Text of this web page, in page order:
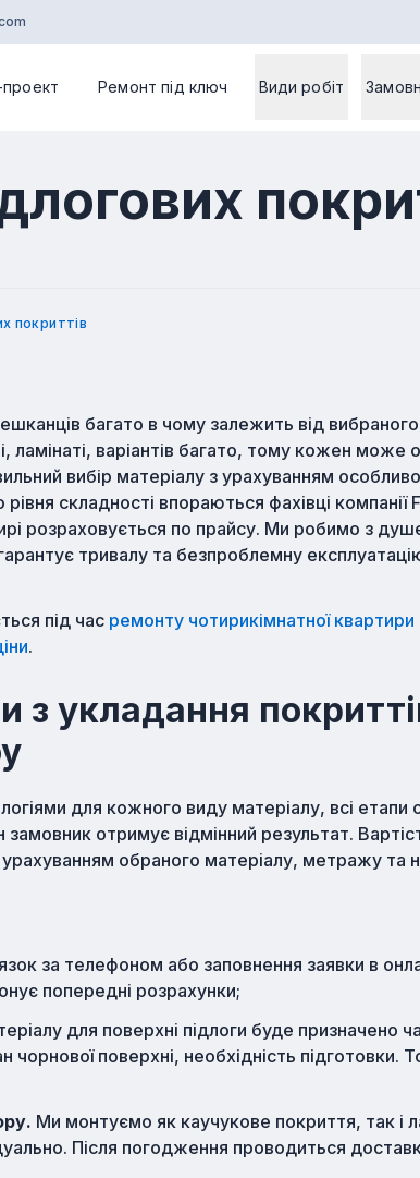
Ремонт під ключ Види робіт
покриттів
багато в чому залежить від
ламінаті, варіантів багато, тому кожен
вибір матеріалу з урахуванням
складності впораються фахівці компанії
розраховується по прайсу. Ми робимо з
тривалу та безпроблемну
під час ремонту чотирикімнатної квартири
.
з укладання
для кожного виду матеріалу, всі етапи
отримує відмінний результат.
обраного матеріалу, метражу та
за телефоном або заповнення заявки в
попередні розрахунки;
для поверхні підлоги буде призначено
поверхні, необхідність підготовки.
Ми монтуємо як каучукове покриття, так і
Після погодження проводиться